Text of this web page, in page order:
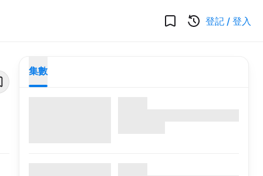
登記 / 登入
集數